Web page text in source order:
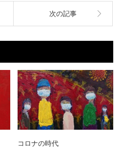
次の記事
コロナの時代